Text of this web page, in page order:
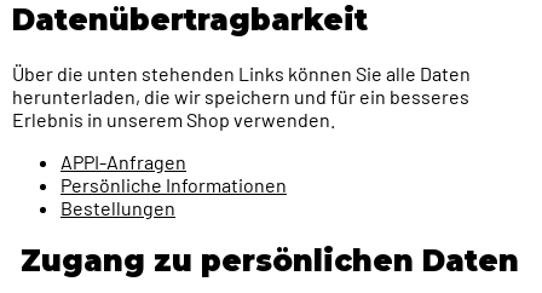
Datenübertragbarkeit
Über die unten stehenden Links können Sie alle Daten
herunterladen, die wir speichern und für ein besseres
Erlebnis in unserem Shop verwenden.
APPI-Anfragen
Persönliche Informationen
Bestellungen
Zugang zu persönlichen Daten